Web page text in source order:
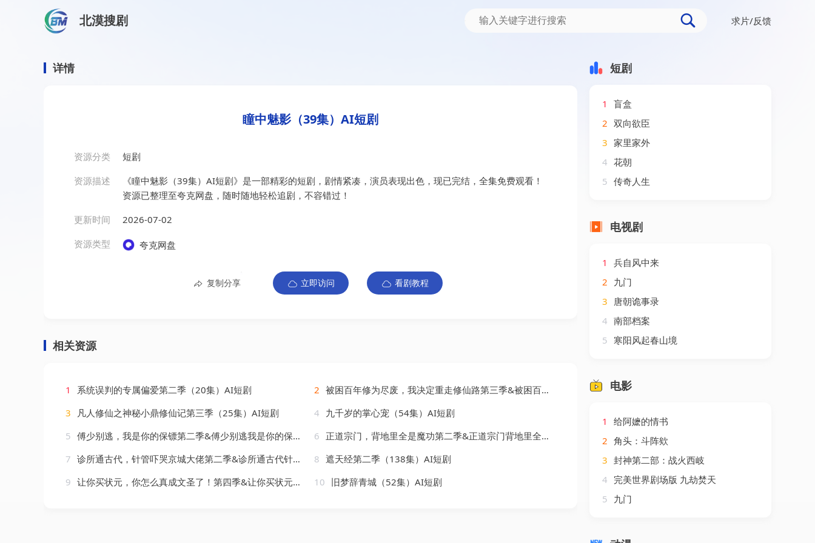
北漠搜剧 求片/反馈
详情
瞳中魅影（39集）AI短剧
资源分类
短剧
资源描述
《瞳中魅影（39集）AI短剧》是一部精彩的短剧，剧情紧凑，演员表现出色，现已完结，全集免费观看！
资源已整理至夸克网盘，随时随地轻松追剧，不容错过！
更新时间
2026-07-02
资源类型
夸克网盘
复制分享 立即访问 看剧教程
相关资源
1 系统误判的专属偏爱第二季（20集）AI短剧 2 被困百年修为尽废，我决定重走修仙路第三季&被困百年修为尽废我决定重走修仙路第三季（100集）AI短剧
3
凡人修仙之神秘小鼎修仙记第三季（25集）AI短剧 4 九千岁的掌心宠（54集）AI短剧
5 傅少别逃，我是你的保镖第二季&傅少别逃我是你的保镖第二季（92集）AI短剧 6 正道宗门，背地里全是魔功第二季&正道宗门背地里全是魔功第二季（130集）AI短剧
7 诊所通古代，针管吓哭京城大佬第二季&诊所通古代针管吓哭京城大佬第二季（28集）AI短剧 8 遮天经第二季（138集）AI短剧
9 让你买状元，你怎么真成文圣了！第四季&让你买状元你怎么真成文圣了第四季（105集）AI短剧 10 旧梦辞青城（52集）AI短剧
短剧
1
盲盒
2 双向欲臣
3 家里家外
4 花朝
5 传奇人生
电视剧
1
兵自风中来
2 九门
3 唐朝诡事录
4 南部档案
5 寒阳风起春山境
电影
1
给阿嬷的情书
2 角头：斗阵欸
3 封神第二部：战火西岐
4 完美世界剧场版 九劫焚天
5 九门